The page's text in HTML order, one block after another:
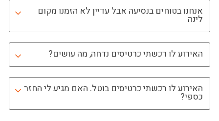
אנחנו בטוחים בנסיעה אבל עדיין לא הזמנו מקום
לינה
האירוע לו רכשתי כרטיסים נדחה, מה עושים?
האירוע לו רכשתי כרטיסים בוטל. האם מגיע לי החזר
כספי?